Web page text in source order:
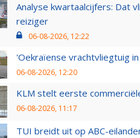
Analyse kwartaalcijfers: Dat
reiziger
06-08-2026, 12:22
'Oekraïense vrachtvliegtuig
06-08-2026, 12:20
KLM stelt eerste
06-08-2026, 11:17
TUI breidt uit op ABC-